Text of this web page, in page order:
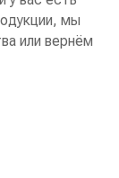
мы
или вернём